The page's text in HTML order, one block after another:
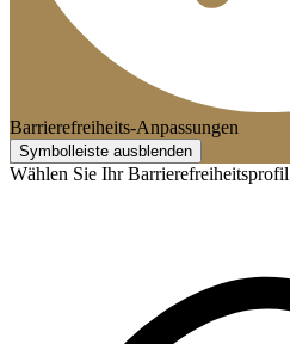
Barrierefreiheits-Anpassungen
Symbolleiste ausblenden
Wählen Sie Ihr Barrierefreiheitsprofil